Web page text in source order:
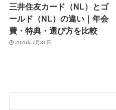
三井住友カード（NL）とゴ
ールド（NL）の違い｜年会
費・特典・選び方を比較
2026年7月31日